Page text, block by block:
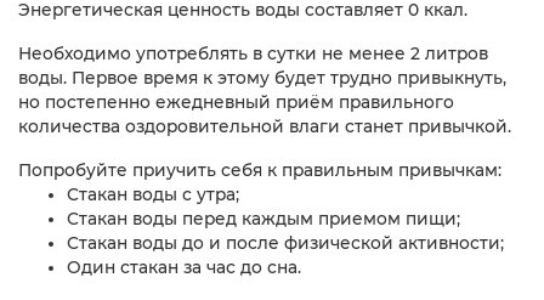
Энергетическая ценность воды составляет 0 ккал.
Необходимо употреблять в сутки не менее 2 литров
воды. Первое время к этому будет трудно привыкнуть,
но постепенно ежедневный приём правильного
количества оздоровительной влаги станет привычкой.
Попробуйте приучить себя к правильным привычкам:
Стакан воды с утра;
Стакан воды перед каждым приемом пищи;
Стакан воды до и после физической активности;
Один стакан за час до сна.